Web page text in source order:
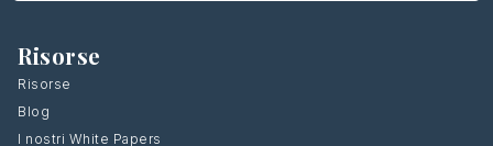
Risorse
Risorse
Blog
I nostri White Papers